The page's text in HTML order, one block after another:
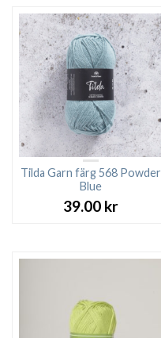
Tilda Garn färg 568 Powder
Blue
39.00 kr